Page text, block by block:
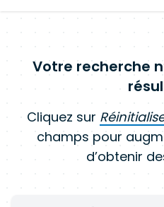
Votre recherche
Cliquez sur
champs pour
d’obtenir